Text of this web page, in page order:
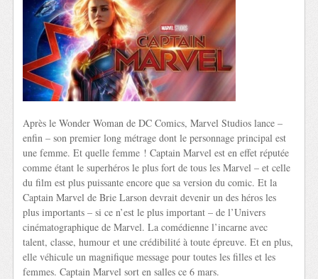
Après le Wonder Woman de DC Comics, Marvel Studios lance –
enfin – son premier long métrage dont le personnage principal est
une femme. Et quelle femme ! Captain Marvel est en effet réputée
comme étant le superhéros le plus fort de tous les Marvel – et celle
du film est plus puissante encore que sa version du comic. Et la
Captain Marvel de Brie Larson devrait devenir un des héros les
plus importants – si ce n’est le plus important – de l’Univers
cinématographique de Marvel. La comédienne l’incarne avec
talent, classe, humour et une crédibilité à toute épreuve. Et en plus,
elle véhicule un magnifique message pour toutes les filles et les
femmes. Captain Marvel sort en salles ce 6 mars.